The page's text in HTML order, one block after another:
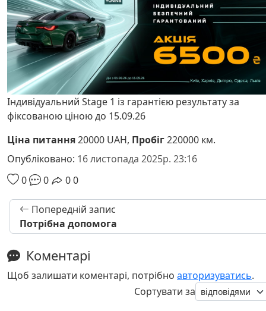
Індивідуальний Stage 1 із гарантією результату за
фіксованою ціною до 15.09.26
Ціна питання20000 UAH, Пробіг220000 км.
Опубліковано: 16 листопада 2025р. 23:16
0
0 00
Попередній запис
Потрібна допомога
Коментарі
Щоб залишати коментарі, потрібно авторизуватись.
Сортувати за